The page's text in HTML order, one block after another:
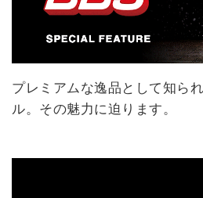
プレミアムな逸品として知ら
ル。その魅力に迫ります。